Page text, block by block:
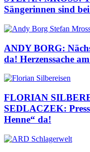
Sängerinnen sind
ANDY BORG:
da! Herzenssache
FLORIAN
SEDLACZEK:
Henne“ da!